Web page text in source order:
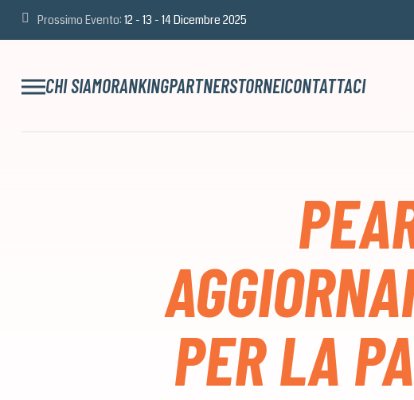
Prossimo Evento: 12 - 13 - 14 Dicembre 2025
CHI SIAMORANKINGPARTNERSTORNEICONTATTACI
PER LA